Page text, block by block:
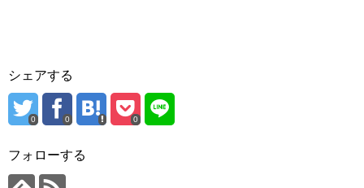
シェアする
0 0 0
フォローする